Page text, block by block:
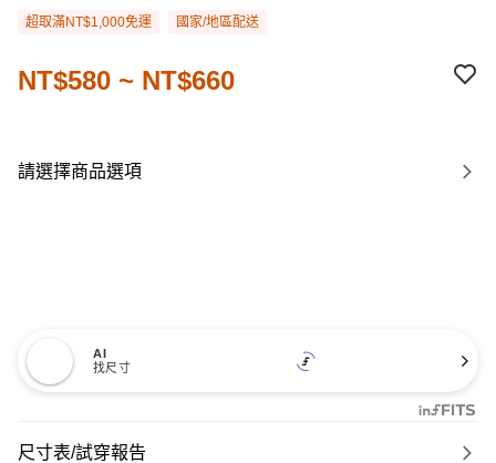
超取滿NT$1,000免運 國家/地區配送
NT$580 ~ NT$660
請選擇商品選項
AI
找尺寸
尺寸表/試穿報告